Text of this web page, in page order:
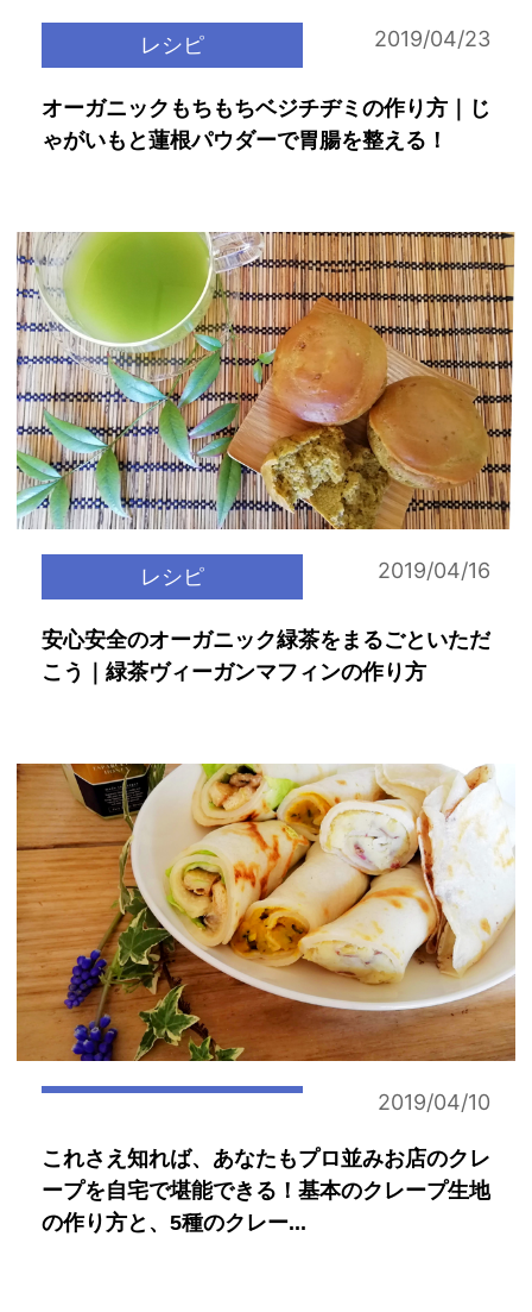
レシピ 2019/04/23
オーガニックもちもちベジチヂミの作り方｜じ
ゃがいもと蓮根パウダーで胃腸を整える！
レシピ 2019/04/16
安心安全のオーガニック緑茶をまるごといただ
こう｜緑茶ヴィーガンマフィンの作り方
2019/04/10
これさえ知れば、あなたもプロ並みお店のクレ
ープを自宅で堪能できる！基本のクレープ生地
の作り方と、5種のクレー...